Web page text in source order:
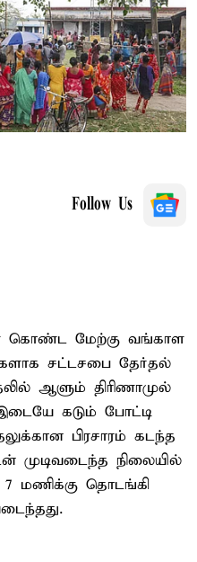
Follow Us
கொண்ட மேற்கு வங்காள
சட்டசபை தேர்தல்
ஆளும் திரிணாமுல்
கடும் போட்டி
பிரசாரம் கடந்த
முடிவடைந்த நிலையில்
7 மணிக்கு தொடங்கி